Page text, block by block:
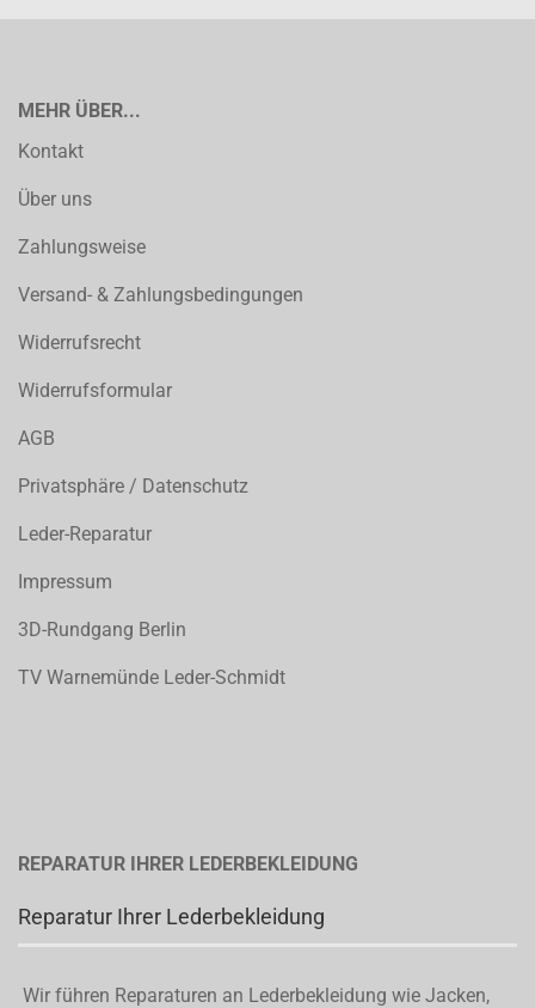
MEHR ÜBER...
Kontakt
Über uns
Zahlungsweise
Versand- & Zahlungsbedingungen
Widerrufsrecht
Widerrufsformular
AGB
Privatsphäre / Datenschutz
Leder-Reparatur
Impressum
3D-Rundgang Berlin
TV Warnemünde Leder-Schmidt
REPARATUR IHRER LEDERBEKLEIDUNG
Reparatur Ihrer Lederbekleidung
Wir führen Reparaturen an Lederbekleidung wie Jacken,